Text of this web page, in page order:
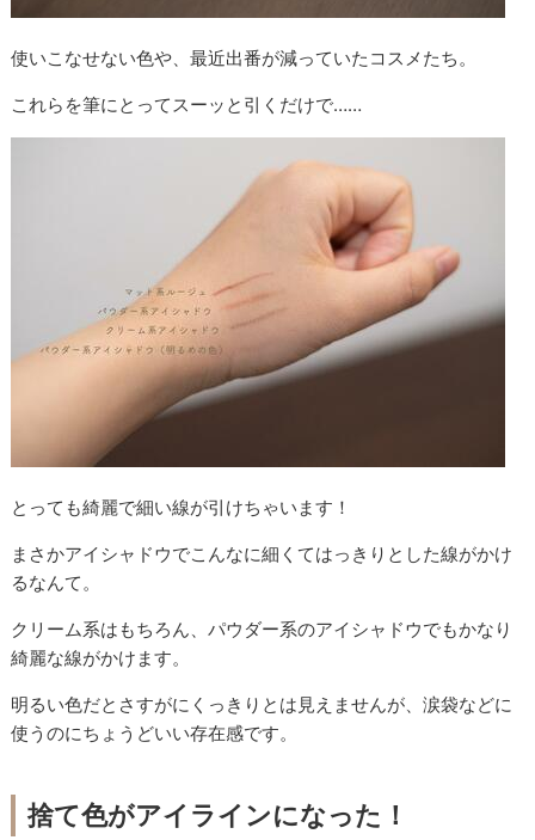
使いこなせない色や、最近出番が減っていたコスメたち。
これらを筆にとってスーッと引くだけで……
とっても綺麗で細い線が引けちゃいます！
まさかアイシャドウでこんなに細くてはっきりとした線がかけ
るなんて。
クリーム系はもちろん、パウダー系のアイシャドウでもかなり
綺麗な線がかけます。
明るい色だとさすがにくっきりとは見えませんが、涙袋などに
使うのにちょうどいい存在感です。
捨て色がアイラインになった！